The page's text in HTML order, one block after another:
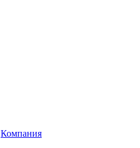
Компания